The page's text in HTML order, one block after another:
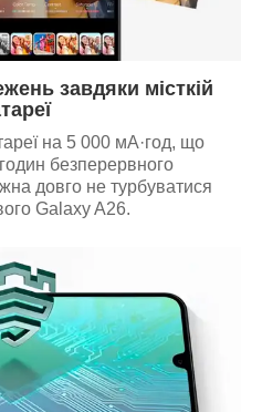
завдяки місткій
на 5 000 мА·год, що
безперервного
довго не турбуватися
Galaxy A26.